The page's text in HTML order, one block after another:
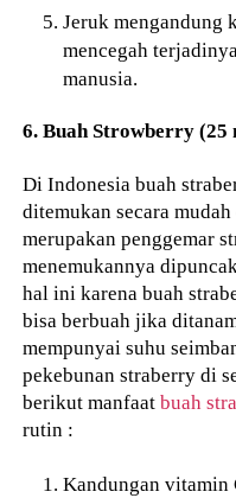
Jeruk mengandung
mencegah
manusia.
6. Buah Strowberry (25
Di Indonesia buah
ditemukan secara
merupakan penggemar
menemukannya
hal ini karena buah
bisa berbuah jika
mempunyai suhu
pekebunan straberry di
berikut manfaatbuah
rutin :
Kandungan vitamin